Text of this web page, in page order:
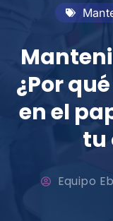
¿Por
en el
tu
Equipo